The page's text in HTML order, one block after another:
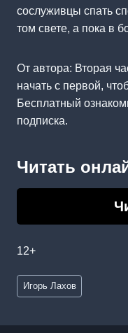
сослуживцы спать
том свете, а пока в
От автора: Вторая
начать с первой,
Бесплатный
подписка.
Читать
12+
Метки
записи:
Игорь Лахов